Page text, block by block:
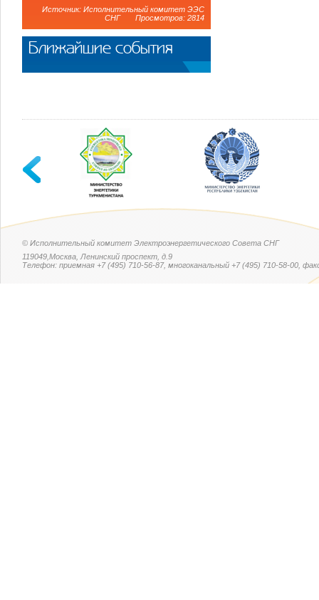
Источник: Исполнительный комитет ЭЭС
СНГ Просмотров: 2814
Ближайшие события
© Исполнительный комитет Электроэнергетического Совета СНГ
119049,Москва, Ленинский проспект, д.9
Телефон: приемная +7 (495) 710-56-87, многоканальный +7 (495) 710-58-00,